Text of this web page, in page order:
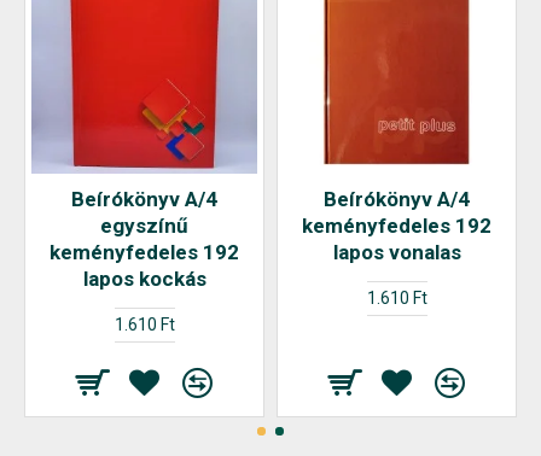
Beírókönyv A/4
egyszínű
keményfedeles 192
lapos kockás
1.610 Ft
Beírókönyv A/4
keményfedeles 192
lapos vonalas
1.610 Ft